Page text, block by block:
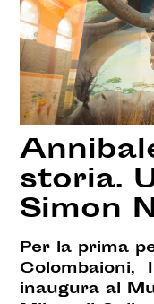
storia.
Simon
Per la prima
Colombaioni,
inaugura al